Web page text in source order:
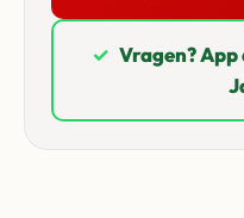
✓ Vragen?